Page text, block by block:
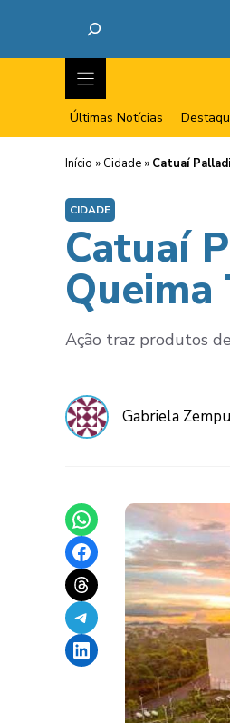
Últimas Notícias
Início » Cidade » Catuaí
CIDADE
Catuaí
Queima
Ação traz produtos
Gabriela
Share on WhatsApp
Share on Facebook
Share on Threads
Share on Telegram
Share on LinkedIn